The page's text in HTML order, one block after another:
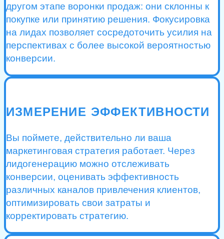
другом этапе воронки продаж: они склонны к
покупке или принятию решения. Фокусировка
на лидах позволяет сосредоточить усилия на
перспективах с более высокой вероятностью
конверсии.
ИЗМЕРЕНИЕ ЭФФЕКТИВНОСТИ
Вы поймете, действительно ли ваша
маркетинговая стратегия работает. Через
лидогенерацию можно отслеживать
конверсии, оценивать эффективность
различных каналов привлечения клиентов,
оптимизировать свои затраты и
корректировать стратегию.